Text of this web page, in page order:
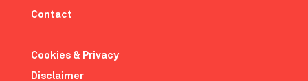
Contact
Cookies & Privacy
Disclaimer